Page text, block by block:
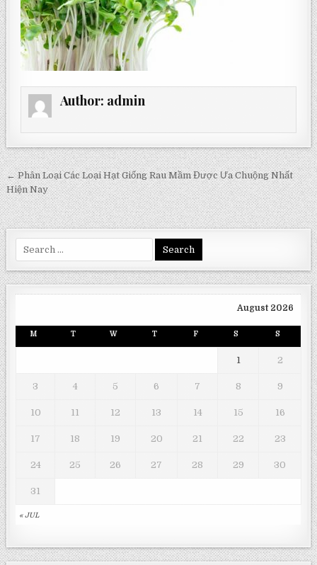
Author: admin
Post
navigation
← Phân Loại Các Loại Hạt Giống Rau Mầm Được Ưa Chuộng Nhất
Hiện Nay
August 2026
M T W T F S S
« JUL
1 2
3 4 5 6 7 8 9
10 11 12 13 14 15 16
17 18 19 20 21 22 23
24 25 26 27 28 29 30
31